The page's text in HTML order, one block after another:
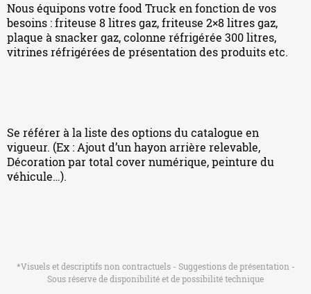
Nous équipons votre food Truck en fonction de vos
besoins : friteuse 8 litres gaz, friteuse 2×8 litres gaz,
plaque à snacker gaz, colonne réfrigérée 300 litres,
vitrines réfrigérées de présentation des produits etc.
Se référer à la liste des options du catalogue en
vigueur. (Ex : Ajout d’un hayon arrière relevable,
Décoration par total cover numérique, peinture du
véhicule…).
*Visuels et descriptifs non contractuels - Suggestions de présentation -
Sous réserve de disponibilité et de possibilité technique